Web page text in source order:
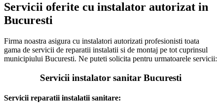
Servicii oferite cu instalator autorizat in
Bucuresti
Firma noastra asigura cu instalatori autorizati profesionisti toata
gama de servicii de reparatii instalatii si de montaj pe tot cuprinsul
municipiului Bucuresti. Ne puteti solicita pentru urmatoarele servicii:
Servicii instalator sanitar Bucuresti
Servicii reparatii instalatii sanitare: